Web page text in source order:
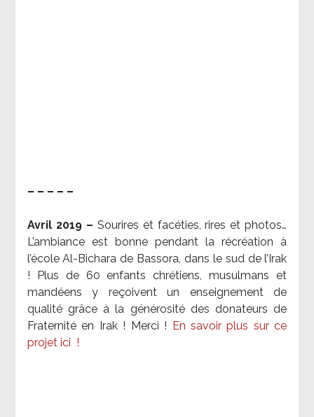
– – – – –
Avril 2019 – Sourires et facéties, rires et photos…
L’ambiance est bonne pendant la récréation à
l’école Al-Bichara de Bassora, dans le sud de l’Irak
! Plus de 60 enfants chrétiens, musulmans et
mandéens y reçoivent un enseignement de
qualité grâce à la générosité des donateurs de
Fraternité en Irak ! Merci !
En savoir plus sur ce
projet ici !